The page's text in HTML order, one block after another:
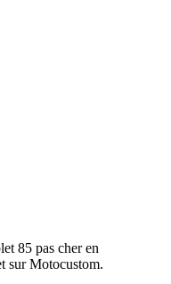
85 pas cher en
sur Motocustom.